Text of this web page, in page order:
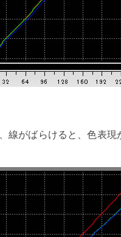
線がばらけると、色表現